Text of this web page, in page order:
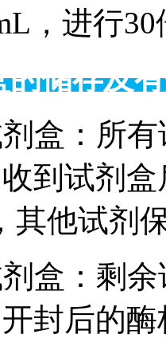
，进行
的储存
盒：所
到试剂
其他试剂
盒：剩
封后的